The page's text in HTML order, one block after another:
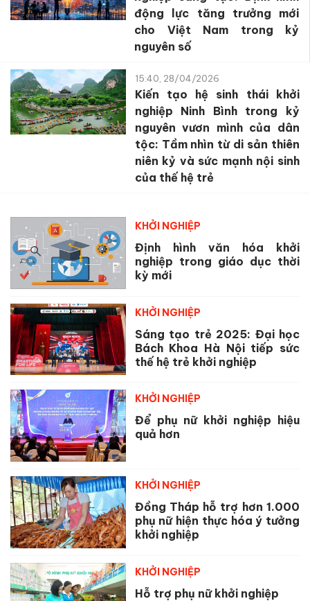
động lực tăng trưởng mới
cho Việt Nam trong kỷ
nguyên số
15:40, 28/04/2026
Kiến tạo hệ sinh thái khởi
nghiệp Ninh Bình trong kỷ
nguyên vươn mình của dân
tộc: Tầm nhìn từ di sản thiên
niên kỷ và sức mạnh nội sinh
của thế hệ trẻ
KHỞI NGHIỆP
Định hình văn hóa khởi
nghiệp trong giáo dục thời
kỳ mới
KHỞI NGHIỆP
Sáng tạo trẻ 2025: Đại học
Bách Khoa Hà Nội tiếp sức
thế hệ trẻ khởi nghiệp
KHỞI NGHIỆP
Để phụ nữ khởi nghiệp hiệu
quả hơn
KHỞI NGHIỆP
Đồng Tháp hỗ trợ hơn 1.000
phụ nữ hiện thực hóa ý tưởng
khởi nghiệp
KHỞI NGHIỆP
Hỗ trợ phụ nữ khởi nghiệp